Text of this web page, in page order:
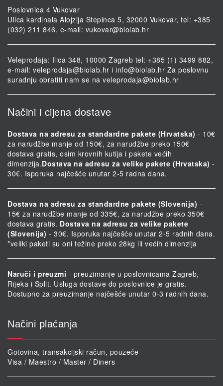
Poslovnica 4 Vukovar
Ulica kardinala Alojzija Stepinca 5, 32000 Vukovar, tel: +385
(032) 211 846, e-mail: vukovar@biolab.hr
Veleprodaja: Ilica 348, 10000 Zagreb tel: +385 (1) 3499 882,
e-mail: veleprodaja@biolab.hr i info@biolab.hr Za poslovnu
suradnju obratiti nam se na veleprodaja@biolab.hr
Načini i cijena dostave
Dostava na adresu za standardne pakete (Hrvatska) - 10€
za narudžbe manje od 150€, za narudžbe preko 150€
dostava gratis, osim krovnih kutija i pakete većih
dimenzija.Dostava na adresu za velike pakete (Hrvatska) -
30€. Isporuka najčešće unutar 2-5 radna dana.
Dostava na adresu za standardne pakete (Slovenija) -
15€ za narudžbe manje od 335€, za narudžbe preko 350€
dostava gratis. Dostava na adresu za velike pakete
(Slovenija) - 30€. Isporuka najčešće unutar 2-5 radnih dana.
*veliki paketi su oni težine preko 28kg ili većih dimenzija
Naruči i preuzmi - preuzimanje u poslovnicama Zagreb,
Rijeka i Split. Usluga dostave do poslovnice je gratis.
Dostupno za preuzimanje najčešće unutar 0-3 radnih dana.
Načini plaćanja
Gotovina, transakcijski račun, pouzeće
Visa / Maestro / Master / Diners